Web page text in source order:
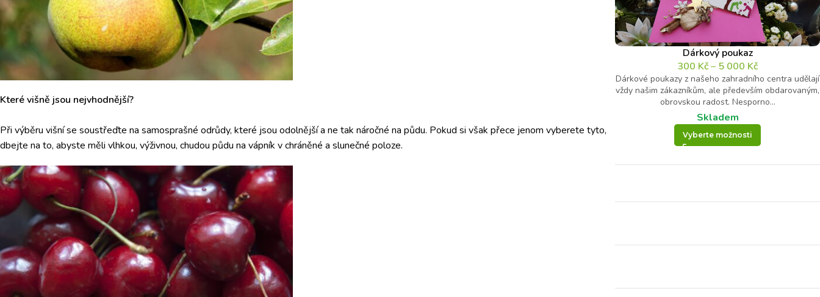
Které višně jsou nejvhodnější?
Při výběru višní se soustřeďte na samosprašné odrůdy, které jsou odolnější a ne tak náročné na půdu. Pokud si však přece jenom vyberete tyto,
dbejte na to, abyste měli vlhkou, výživnou, chudou půdu na vápník v chráněné a slunečné poloze.
Dárkový poukaz
300 Kč– 5 000 Kč
Dárkové poukazy z našeho zahradního centra udělají
vždy našim zákazníkům, ale především obdarovaným,
obrovskou radost. Nesporno...
Skladem
Vyberte možnosti